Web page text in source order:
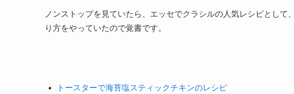
ノンストップを見ていたら、エッセでクラシルの人気レシピとして
り方をやっていたので覚書です。
トースターで海苔塩スティックチキンのレシピ